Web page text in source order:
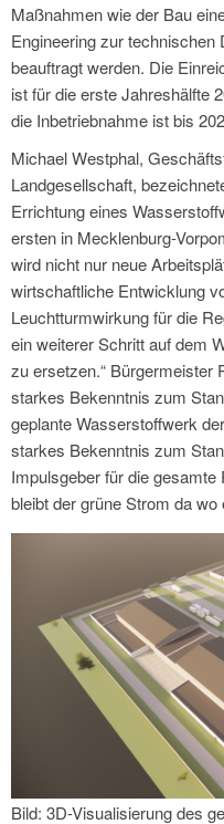
Maßnahmen wie der Bau
Engineering zur technischen
beauftragt werden. Die
ist für die erste Jahreshälfte
die Inbetriebnahme ist bis
Michael Westphal,
Landgesellschaft,
Errichtung eines
ersten in Mecklenburg-
wird nicht nur neue
wirtschaftliche Entwicklung
Leuchtturmwirkung für die
ein weiterer Schritt auf dem
zu ersetzen.“ Bürgermeister
starkes Bekenntnis zum
geplante Wasserstoffwerk
starkes Bekenntnis zum
Impulsgeber für die
bleibt der grüne Strom da wo
Bild: 3D-Visualisierung des